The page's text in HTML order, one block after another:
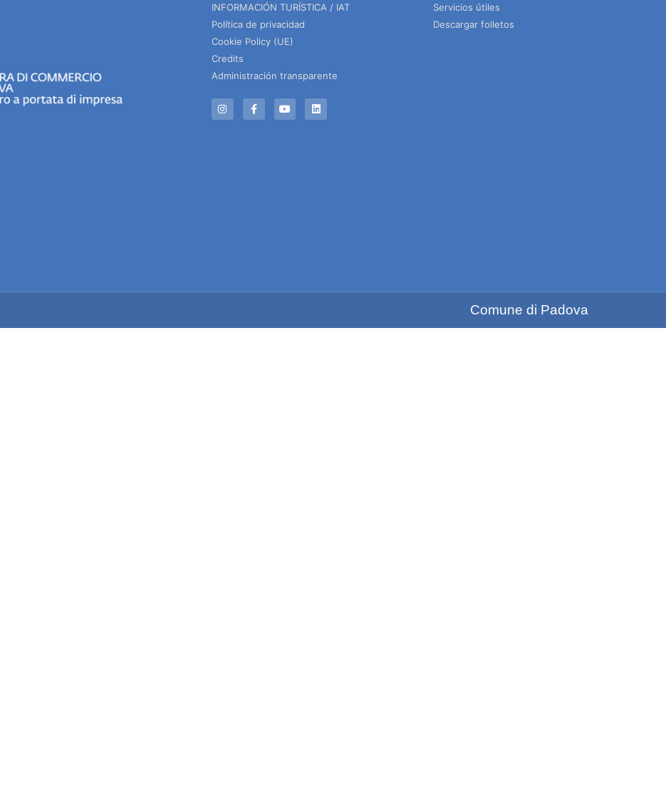
INFORMACIÓN TURÍSTICA / IAT
Política de privacidad
Cookie Policy (UE)
Credits
Administración transparente
Servicios útiles
Descargar folletos
Comune di Padova